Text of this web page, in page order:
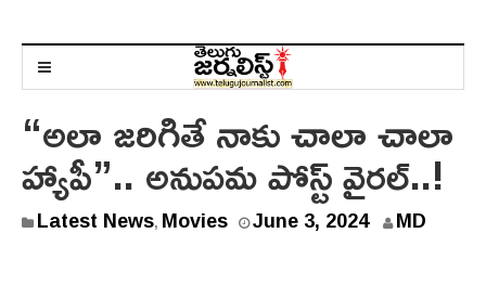
“అలా జరిగితే నాకు చాలా చాలా
హ్యాపీ”.. అనుపమ పోస్ట్ వైరల్..!
Latest News, Movies June 3, 2024 MD